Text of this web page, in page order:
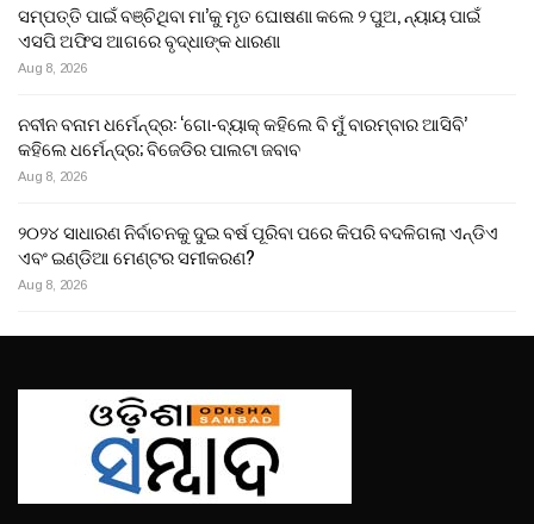
ସମ୍ପତ୍ତି ପାଇଁ ବଞ୍ଚିଥିବା ମା’କୁ ମୃତ ଘୋଷଣା କଲେ ୨ ପୁଅ, ନ୍ୟାୟ ପାଇଁ
ଏସପି ଅଫିସ ଆଗରେ ବୃଦ୍ଧାଙ୍କ ଧାରଣା
Aug 8, 2026
ନବୀନ ବନାମ ଧର୍ମେନ୍ଦ୍ର: ‘ଗୋ-ବ୍ୟାକ୍ କହିଲେ ବି ମୁଁ ବାରମ୍ବାର ଆସିବି’
କହିଲେ ଧର୍ମେନ୍ଦ୍ର; ବିଜେଡିର ପାଲଟା ଜବାବ
Aug 8, 2026
୨୦୨୪ ସାଧାରଣ ନିର୍ବାଚନକୁ ଦୁଇ ବର୍ଷ ପୂରିବା ପରେ କିପରି ବଦଳିଗଲା ଏନ୍‌ଡିଏ
ଏବଂ ଇଣ୍ଡିଆ ମେଣ୍ଟର ସମୀକରଣ?
Aug 8, 2026